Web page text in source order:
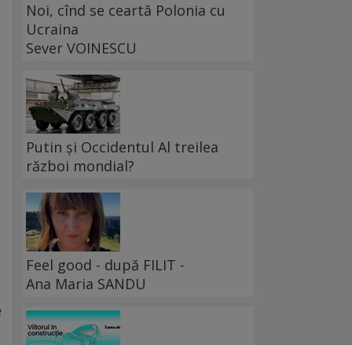
Noi, cînd se ceartă Polonia cu
Ucraina
Sever VOINESCU
Putin și Occidentul Al treilea
război mondial?
Feel good - după FILIT -
Ana Maria SANDU